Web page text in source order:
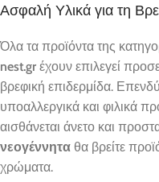
Ασφαλή Υλικά για τη
Όλα τα προϊόντα της
nest.gr έχουν επιλεγεί
βρεφική επιδερμίδα.
υποαλλεργικά και φιλικά
αισθάνεται άνετο και
νεογέννητα θα βρείτε
χρώματα.